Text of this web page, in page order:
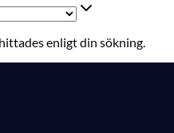
enligt din sökning.